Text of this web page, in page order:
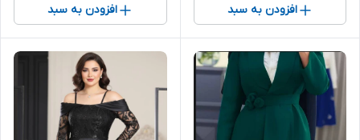
افزودن به سبد افزودن به سبد